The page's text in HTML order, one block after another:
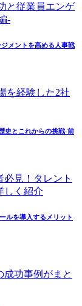
メントを高める人事戦
史とこれからの挑戦-前
ルを導入するメリット